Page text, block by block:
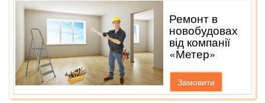
Ремонт в
новобудовах
від компанії
«Метер»
Замовити